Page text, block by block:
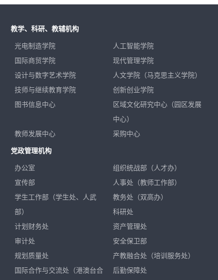
教学、科研、教辅机构
光电制造学院
人工智能学院
国际商贸学院
现代管理学院
设计与数字艺术学院
人文学院（马克思主义学院）
技师与继续教育学院
创新创业学院
图书信息中心
区域文化研究中心（园区发展
中心）
教师发展中心
采购中心
党政管理机构
办公室
组织统战部（人才办）
宣传部
人事处（教师工作部）
学生工作部（学生处、人武
部）
教务处（双高办）
科研处
计划财务处
资产管理处
审计处
安全保卫部
规划质量处
产教融合处（培训服务处）
国际合作与交流处（港澳台合
后勤保障处